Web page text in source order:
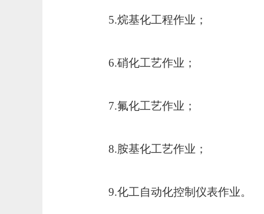
5.烷基化工程作业；
6.硝化工艺作业；
7.氟化工艺作业；
8.胺基化工艺作业；
9.化工自动化控制仪表作业。